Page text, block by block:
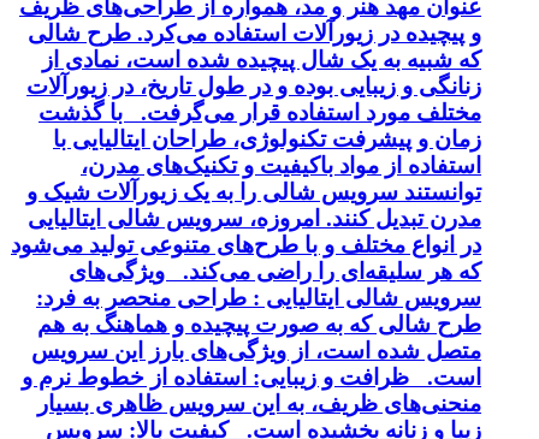
عنوان مهد هنر و مد، همواره از طراحی‌های ظریف
و پیچیده در زیورآلات استفاده می‌کرد. طرح شالی
که شبیه به یک شال پیچیده شده است، نمادی از
زنانگی و زیبایی بوده و در طول تاریخ، در زیورآلات
مختلف مورد استفاده قرار می‌گرفت. با گذشت
زمان و پیشرفت تکنولوژی، طراحان ایتالیایی با
استفاده از مواد باکیفیت و تکنیک‌های مدرن،
توانستند سرویس شالی را به یک زیورآلات شیک و
مدرن تبدیل کنند. امروزه، سرویس شالی ایتالیایی
در انواع مختلف و با طرح‌های متنوعی تولید می‌شود
که هر سلیقه‌ای را راضی می‌کند. ویژگی‌های
سرویس شالی ایتالیایی : طراحی منحصر به فرد:
طرح شالی که به صورت پیچیده و هماهنگ به هم
متصل شده است، از ویژگی‌های بارز این سرویس
است. ظرافت و زیبایی: استفاده از خطوط نرم و
منحنی‌های ظریف، به این سرویس ظاهری بسیار
زیبا و زنانه بخشیده است. کیفیت بالا: سرویس